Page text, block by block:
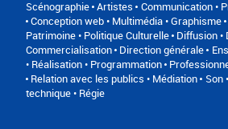
Scénographie Artistes
Communication •
Conception web • Multimédia • Graphisme
Patrimoine • Politique Culturelle Diffusion •
Commercialisation Direction générale
• Réalisation • Programmation
Relation avec les publics • Médiation
Son
technique • Régie